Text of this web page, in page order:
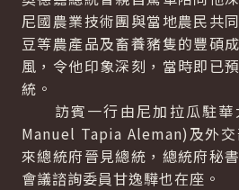
尼國農業技術團與當地農民共
豆等農產品及畜養豬隻的豐碩
風，令他印象深刻，當時即已
統。
訪賓一行由尼加拉瓜駐華
Manuel Tapia Aleman)及外
來總統府晉見總統，總統府秘
會議諮詢委員甘逸驊也在座。